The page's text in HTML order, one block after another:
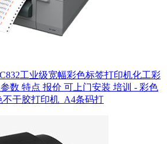
工业级宽幅彩色标签打印机化工彩
数 特点 报价 可上门安装 培训 - 彩色
干胶打印机_A4条码打